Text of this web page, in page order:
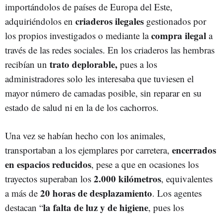
importándolos de países de Europa del Este,
adquiriéndolos en criaderos ilegales gestionados por
los propios investigados o mediante lacompra ilegal a
través de las redes sociales. En los criaderos las hembras
recibían un trato deplorable, pues a los
administradores solo les interesaba que tuviesen el
mayor número de camadas posible, sin reparar en su
estado de salud ni en la de los cachorros.
Una vez se habían hecho con los animales,
transportaban a los ejemplares por carretera, encerrados
en espacios reducidos, pese a que en ocasiones los
trayectos superaban los 2.000 kilómetros, equivalentes
a más de 20 horas de desplazamiento. Los agentes
destacan “la falta de luz y de higiene, pues los